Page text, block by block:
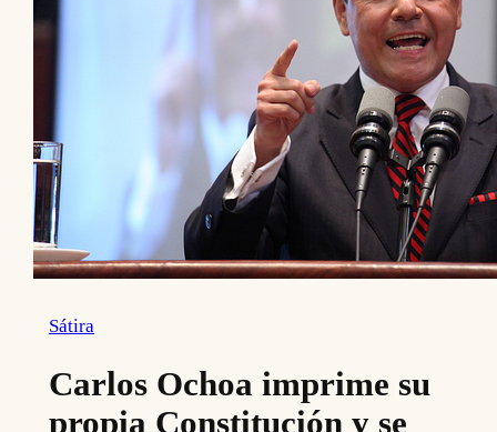
Sátira
Carlos Ochoa imprime su
propia Constitución y se